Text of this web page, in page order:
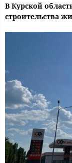
В Курской
строительства